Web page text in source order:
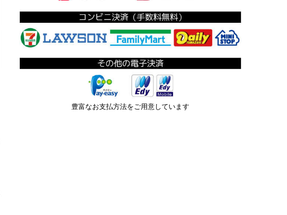
豊富なお支払方法をご用意しています